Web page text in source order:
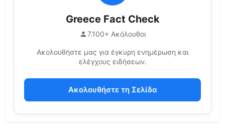
Greece Fact Check
7.100+ Ακόλουθοι
Ακολουθήστε μας για έγκυρη ενημέρωση και
ελέγχους ειδήσεων.
Ακολουθήστε τη Σελίδα